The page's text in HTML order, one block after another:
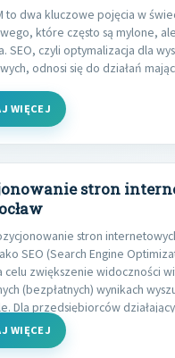
to dwa kluczowe pojęcia w
które często są mylone,
SEO, czyli optymalizacja dla
odnosi się do działań
WIĘCEJ
stron
stron
SEO (Search Engine
celu zwiększenie widoczności
(bezpłatnych) wynikach
Dla przedsiębiorców
WIĘCEJ